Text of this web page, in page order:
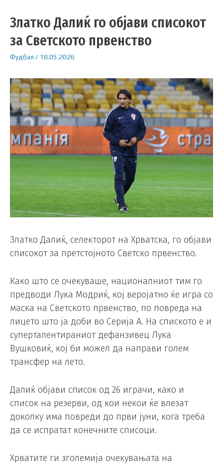
Златко Далиќ го објави списокот
за Светското првенство
Фудбал / 18.05.2026
Златко Далиќ, селекторот на Хрватска, го објави
списокот за претстојното Светско првенство.
Како што се очекуваше, националниот тим го
предводи Лука Модриќ, кој веројатно ќе игра со
маска на Светското првенство, по повреда на
лицето што ја доби во Серија А. На спиското е и
суперталентираниот дефанзивец Лука
Вушковиќ, кој би можел да направи голем
трансфер на лето.
Далиќ објави список од 26 играчи, како и
список на резерви, од кои некои ќе влезат
доколку има повреди до први јуни, кога треба
да се испратат конечните списоци.
Хрватите ги зголемија очекувањата на